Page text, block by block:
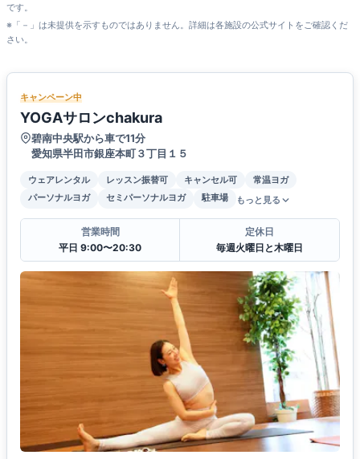
です。
※「－」は未提供を示すものではありません。詳細は各施設の公式サイトをご確認くだ
さい。
キャンペーン中
YOGAサロンchakura
碧南中央駅から車で11分
愛知県半田市銀座本町３丁目１５
ウェアレンタル レッスン振替可 キャンセル可
常温ヨガ
パーソナルヨガ
セミパーソナルヨガ 駐車場 もっと見る
営業時間
平日 9:00〜20:30
定休日
毎週火曜日と木曜日